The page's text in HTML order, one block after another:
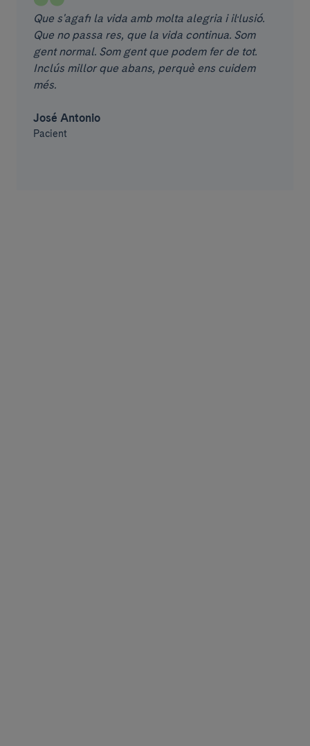
Que s'agafi la vida amb molta alegria i il·lusió.
Que no passa res, que la vida continua. Som
gent normal. Som gent que podem fer de tot.
Inclús millor que abans, perquè ens cuidem
més.
José Antonio
Pacient